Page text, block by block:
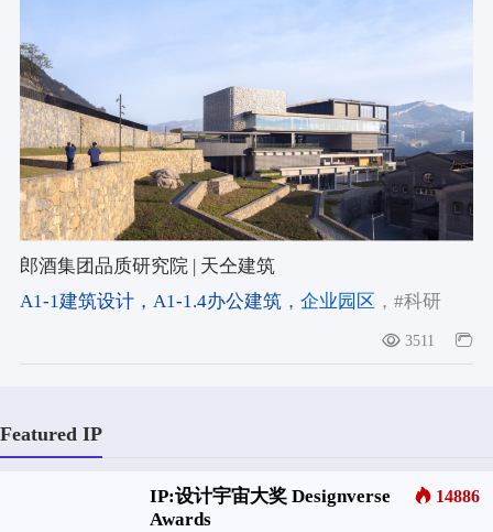
郎酒集团品质研究院 | 天仝建筑
A1-1建筑设计，A1-1.4办公建筑，企业园区 ，#科研
3511
Featured IP
IP:设计宇宙大奖 Designverse
Awards
14886